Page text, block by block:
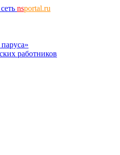
nsportal.ru
работников